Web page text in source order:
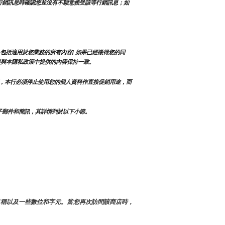
訊息時確認您並沒有不願意接受該等行銷訊息；如
括適用於您業務的所有內容] 如果已經徵得您的同
本隱私政策中提供的內容保持一致。
本行必須停止使用您的個人資料作直接促銷用途，而
件和簡訊，其詳情列於以下小節。
以及一些數位和字元。當您再次訪問該商店時，